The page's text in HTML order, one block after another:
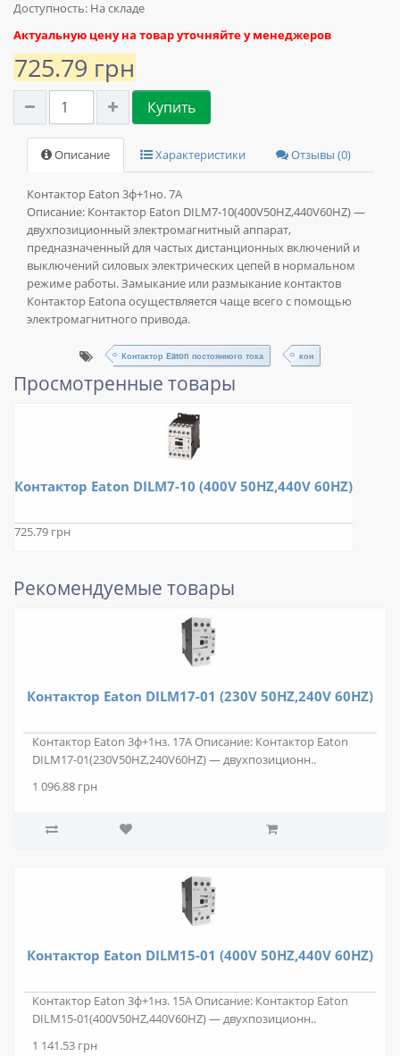
Доступность: На складе
Актуальную цену на товар уточняйте у менеджеров
725.79 грн
Купить
Описание Характеристики Отзывы (0)
Контактор Eaton 3ф+1но. 7А
Описание: Контактор Eaton DILM7-10(400V50HZ,440V60HZ) —
двухпозиционный электромагнитный аппарат,
предназначенный для частых дистанционных включений и
выключений силовых электрических цепей в нормальном
режиме работы. Замыкание или размыкание контактов
Контактор Eatonа осуществляется чаще всего с помощью
электромагнитного привода.
Контактор Eaton постоянного тока кон
Просмотренные товары
Контактор Eaton DILM7-10 (400V 50HZ,440V 60HZ)
725.79 грн
Рекомендуемые товары
Контактор Eaton DILM17-01 (230V 50HZ,240V 60HZ)
Контактор Eaton 3ф+1нз. 17А Описание: Контактор Eaton
DILM17-01(230V50HZ,240V60HZ) — двухпозиционн..
1 096.88 грн
Контактор Eaton DILM15-01 (400V 50HZ,440V 60HZ)
Контактор Eaton 3ф+1нз. 15А Описание: Контактор Eaton
DILM15-01(400V50HZ,440V60HZ) — двухпозиционн..
1 141.53 грн